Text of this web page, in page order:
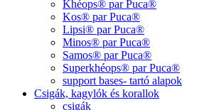
Khéops® par Puca®
Kos® par Puca®
Lipsi® par Puca®
Minos® par Puca®
Samos® par Puca®
Superkhéops® par Puca®
support bases- tartó alapok
Csigák, kagylók és korallok
csigák